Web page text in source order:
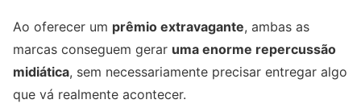
Ao oferecer um prêmio extravagante, ambas as
marcas conseguem gerar uma enorme repercussão
midiática, sem necessariamente precisar entregar algo
que vá realmente acontecer.